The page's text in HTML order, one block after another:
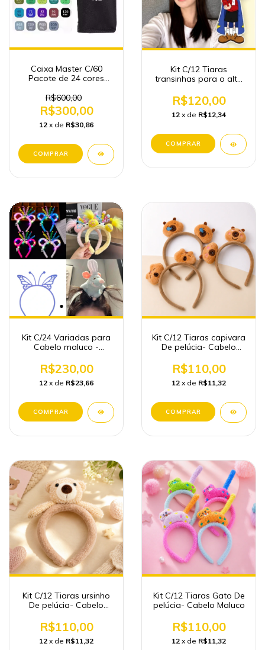
Caixa Master C/60
Pacote de 24 cores
Ponta Dupla Atacado
Papelaria - (cópia)
R$600,00
R$300,00
12 x de R$30,86
Kit C/12 Tiaras
transinhas para o alto
Cabelo Maluco Atacado
R$120,00
12 x de R$12,34
Kit C/24 Variadas para
Cabelo maluco -
R$230,00
12 x de R$23,66
Kit C/12 Tiaras capivara
De pelúcia- Cabelo
R$110,00
12 x de R$11,32
Kit C/12 Tiaras ursinho
De pelúcia- Cabelo
R$110,00
12 x de R$11,32
Kit C/12 Tiaras Gato De
pelúcia- Cabelo Maluco
R$110,00
12 x de R$11,32